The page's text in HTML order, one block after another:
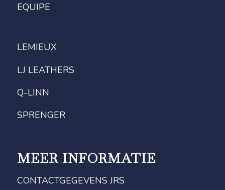
EQUIPE
LEMIEUX
LJ LEATHERS
Q-LINN
SPRENGER
MEER INFORMATIE
CONTACTGEGEVENS JRS